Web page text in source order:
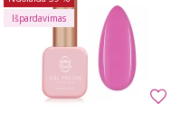
Išpardavimas